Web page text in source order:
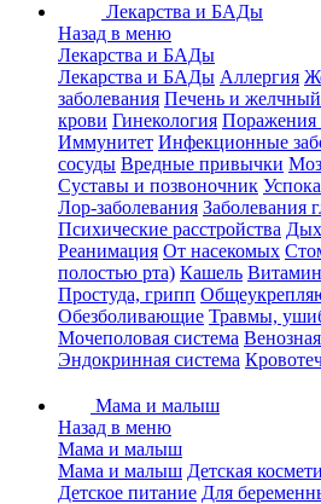
Лекарства и БАДы
Назад в меню
Лекарства и БАДы
Лекарства и БАДы Аллергия
заболевания Печень и
крови Гинекология Поражения
Иммунитет Инфекционные
сосуды Вредные привычки
Суставы и позвоночник
Лор-заболевания Заболевания
Психические расстройства
Реанимация От насекомых
полостью рта) Кашель
Простуда, грипп
Обезболивающие Травмы,
Мочеполовая система
Эндокринная система
Мама и малыш
Назад в меню
Мама и малыш
Мама и малыш Детская
Детское питание Для